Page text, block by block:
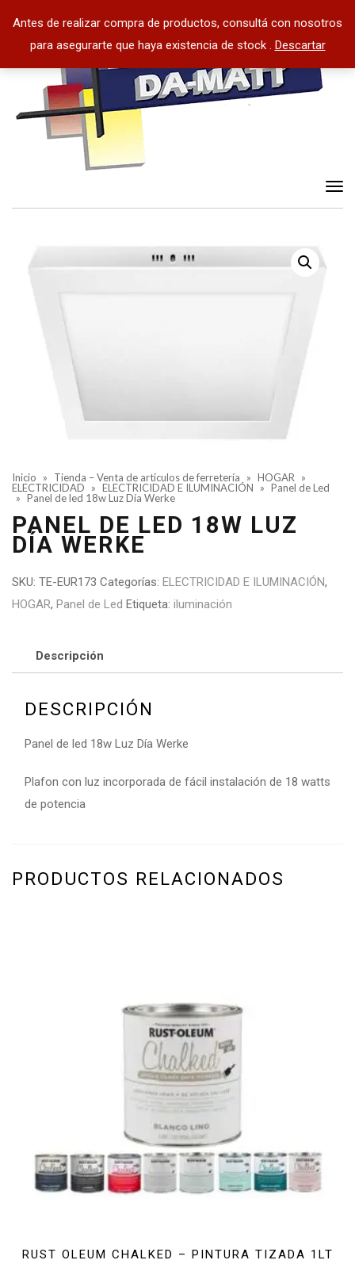
Antes de realizar compra de productos, consultá con nosotros
para asegurarte que haya existencia de stock . Descartar
Inicio » Tienda – Venta de artículos de ferretería » HOGAR
»
ELECTRICIDAD
» ELECTRICIDAD E ILUMINACIÓN » Panel de Led
» Panel de led 18w Luz Día Werke
PANEL DE LED 18W LUZ
DÍA WERKE
SKU: TE-EUR173 Categorías: ELECTRICIDAD E ILUMINACIÓN,
HOGAR, Panel de Led Etiqueta: iluminación
Descripción
DESCRIPCIÓN
Panel de led 18w Luz Día Werke
Plafon con luz incorporada de fácil instalación de 18 watts
de potencia
PRODUCTOS RELACIONADOS
RUST OLEUM CHALKED – PINTURA TIZADA 1LT